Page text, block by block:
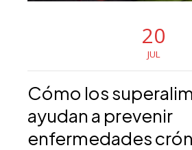
20
JUL
Cómo los
ayudan a prevenir
enfermedades